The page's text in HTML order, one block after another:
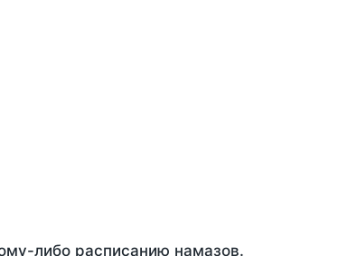
либо расписанию намазов.